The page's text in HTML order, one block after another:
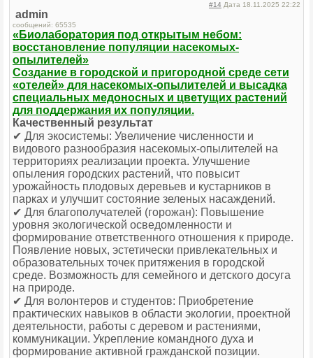
#14 Дата 18.11.2025 22:22
admin
сообщений: 65535
«Биолаборатория под открытым небом:
восстановление популяции насекомых-
опылителей»
Создание в городской и пригородной среде сети
«отелей» для насекомых-опылителей и высадка
специальных медоносных и цветущих растений
для поддержания их популяции.
Качественный результат
✔ Для экосистемы: Увеличение численности и
видового разнообразия насекомых-опылителей на
территориях реализации проекта. Улучшение
опыления городских растений, что повысит
урожайность плодовых деревьев и кустарников в
парках и улучшит состояние зеленых насаждений.
✔ Для благополучателей (горожан): Повышение
уровня экологической осведомленности и
формирование ответственного отношения к природе.
Появление новых, эстетически привлекательных и
образовательных точек притяжения в городской
среде. Возможность для семейного и детского досуга
на природе.
✔ Для волонтеров и студентов: Приобретение
практических навыков в области экологии, проектной
деятельности, работы с деревом и растениями,
коммуникации. Укрепление командного духа и
формирование активной гражданской позиции.